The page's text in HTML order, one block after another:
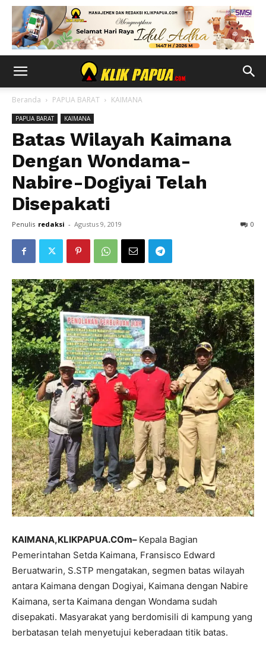
Beranda PAPUA BARAT KAIMANA
PAPUA BARAT KAIMANA
Batas Wilayah Kaimana
Dengan Wondama-
Nabire-Dogiyai Telah
Disepakati
Penulis redaksi - Agustus 9, 2019 0
KAIMANA,KLIKPAPUA.COm– Kepala Bagian
Pemerintahan Setda Kaimana, Fransisco Edward
Beruatwarin, S.STP mengatakan, segmen batas wilayah
antara Kaimana dengan Dogiyai, Kaimana dengan Nabire
Kaimana, serta Kaimana dengan Wondama sudah
disepakati. Masyarakat yang berdomisili di kampung yang
berbatasan telah menyetujui keberadaan titik batas.